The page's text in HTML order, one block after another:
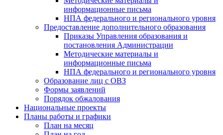
информационные письма
НПА федерального и регионального уровня
Предоставление дополнительного образования
Приказы Управления образования и
постановления Администрации
Методические материалы и
информационные письма
НПА федерального и регионального уровня
Образование лиц с ОВЗ
Формы заявлений
Порядок обжалования
Национальные проекты
Планы работы и графики
План на месяц